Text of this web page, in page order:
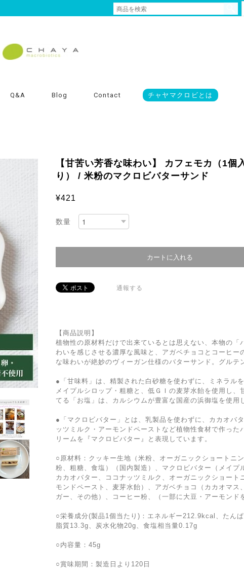
Q&A Blog Contact チャヤマクロビとは
【甘苦い芳香な味わい】 カフェモカ（1個
り） / 米粉のマクロビバターサンド
¥421
数量
通報する
【商品説明】
植物性の原材料だけで出来ているとは思えない、本物の「
わいを感じさせる濃厚な風味と、アガベチョコとコーヒー
な味わいが絶妙のヴィーガン仕様のバターサンド。グルテ
●「甘味料」は、精製された白砂糖を使わずに、ミネラル
メイプルシロップ・粗糖と、低ＧＩの麦芽水飴を使用し、
てる「お塩」は、カルシウムが豊富な国産の浜御塩を使用
●「マクロビバター」とは、乳製品を使わずに、カカオバ
ッツミルク・アーモンドペーストなど植物性食材で作った
リームを『マクロビバター』と表現しています。
○原材料：クッキー生地（米粉、オーガニックショートニ
粉、粗糖、食塩）（国内製造）、マクロビバター（メイプ
カカオバター、ココナッツミルク、オーガニックショート
モンドペースト、麦芽水飴）、アガベチョコ（カカオマス
ガー、その他）、コーヒー粉、（一部に大豆・アーモンド
○栄養成分(製品1個当たり)：エネルギー212.9kcal、たんぱ
脂質13.3g、炭水化物20g、食塩相当量0.17g
○内容量：45g
○賞味期間：製造日より120日